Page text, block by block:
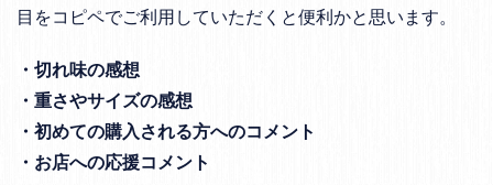
目をコピペでご利用していただくと便利かと思います。
・切れ味の感想
・重さやサイズの感想
・初めての購入される方へのコメント
・お店への応援コメント